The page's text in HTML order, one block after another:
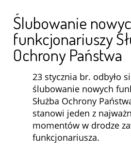
Ślubowanie
funkcjonariuszy
Ochrony Państwa
23 stycznia br. odbyło
ślubowanie nowych
Służba Ochrony
stanowi jeden z
momentów w drodze
funkcjonariusza.